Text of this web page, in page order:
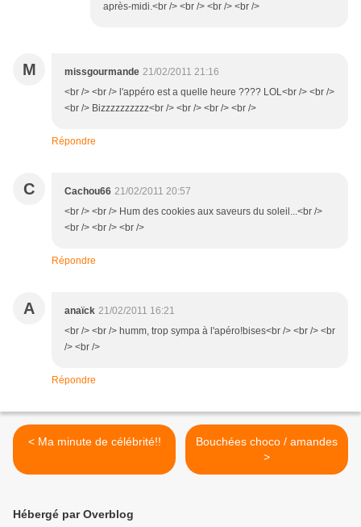
après-midi.<br /> <br /> <br /> <br />
M missgourmande 21/02/2011 21:16
<br /> <br /> l'appéro est a quelle heure ???? LOL<br /> <br />
<br /> Bizzzzzzzzzz<br /> <br /> <br /> <br />
Répondre
C Cachou66 21/02/2011 20:57
<br /> <br /> Hum des cookies aux saveurs du soleil...<br />
<br /> <br /> <br />
Répondre
A anaïck 21/02/2011 16:21
<br /> <br /> humm, trop sympa à l'apéro!bises<br /> <br /> <br
/> <br />
Répondre
< Ma minute de célébrité!!
Bouchées choco / amandes
>
Hébergé par Overblog